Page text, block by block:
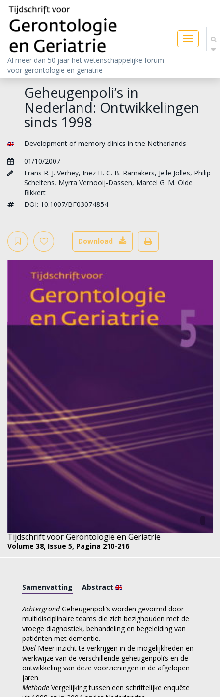
Toggle
navigation
Al meer dan 50 jaar het wetenschappelijke forum
voor gerontologie en geriatrie
Geheugenpoli’s in
Nederland: Ontwikkelingen
sinds 1998
Development of memory clinics in the Netherlands
01/10/2007
Frans R. J. Verhey, Inez H. G. B. Ramakers, Jelle Jolles, Philip
Scheltens, Myrra Vernooij-Dassen, Marcel G. M. Olde
Rikkert
DOI: 10.1007/BF03074854
Download
Tijdschrift voor Gerontologie en Geriatrie
Volume 38, Issue 5, Pagina 210-216
Samenvatting Abstract
AchtergrondGeheugenpoli’s worden gevormd door
multidisciplinaire teams die zich bezighouden met de
vroege diagnostiek, behandeling en begeleiding van
patiënten met dementie.
Doel Meer inzicht te verkrijgen in de mogelijkheden en
werkwijze van de verschillende geheugenpoli’s en de
ontwikkeling van deze voorzieningen in de afgelopen
jaren.
Methode Vergelijking tussen een schriftelijke enquête